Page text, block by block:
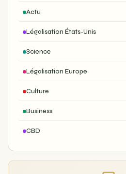
Actu
Légalisation États-Unis
Science
Légalisation Europe
Culture
Business
CBD